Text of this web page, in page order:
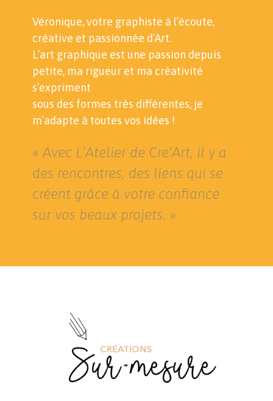
Véronique, votre graphiste à l’écoute,
créative et passionnée d’Art.
L’art graphique est une passion depuis
petite, ma rigueur et ma créativité
s’expriment
sous des formes très différentes, je
m’adapte à toutes vos idées !
« Avec L’Atelier de Cre’Art, il y a
des rencontres, des liens qui se
créent grâce à votre confiance
sur vos beaux projets. »